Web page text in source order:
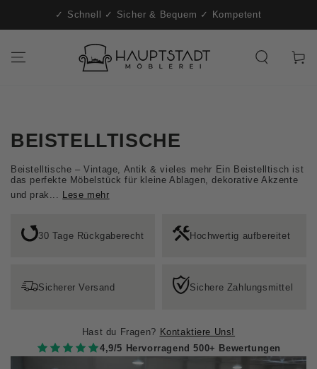
ZUM INHALT
SPRINGEN✓ Schnell ✓ Sicher & Bequem ✓ Kompetent
BEISTELLTISCHE
Beistelltische – Vintage, Antik & vieles mehr Ein Beistelltisch ist
das perfekte Möbelstück für kleine Ablagen, dekorative Akzente
und prak... Lese mehr
30 Tage Rückgaberecht Hochwertig aufbereitet
Sicherer Versand Sichere Zahlungsmittel
Hast du Fragen? Kontaktiere Uns!
4,9/5 Hervorragend 500+ Bewertungen